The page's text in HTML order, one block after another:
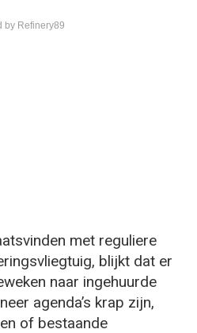
by Refinery89
met reguliere
blijkt dat er
naar ingehuurde
agenda’s krap zijn,
of bestaande